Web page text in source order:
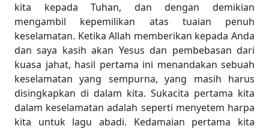
kita kepada Tuhan, dan dengan demikian
mengambil kepemilikan atas tuaian penuh
keselamatan. Ketika Allah memberikan kepada Anda
dan saya kasih akan Yesus dan pembebasan dari
kuasa jahat, hasil pertama ini menandakan sebuah
keselamatan yang sempurna, yang masih harus
disingkapkan di dalam kita. Sukacita pertama kita
dalam keselamatan adalah seperti menyetem harpa
kita untuk lagu abadi. Kedamaian pertama kita